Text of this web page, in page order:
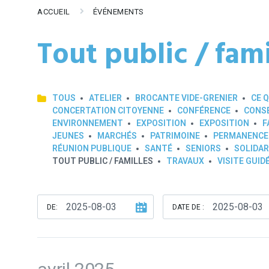
ACCUEIL ÉVÉNEMENTS
Tout public /
TOUS ATELIER BROCANTE VIDE-GRENIER CE
CONCERTATION CITOYENNE
CONFÉRENCE
ENVIRONNEMENT
EXPOSITION EXPOSITION
JEUNES
MARCHÉS PATRIMOINE
RÉUNION PUBLIQUE
SANTÉ SENIORS
TOUT PUBLIC / FAMILLES
TRAVAUX VISITE
DE: DATE DE :